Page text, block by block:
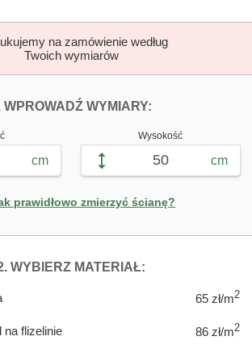
na zamówienie według
Twoich wymiarów
WPROWADŹ WYMIARY:
cm
Wysokość
cm
prawidłowo zmierzyć ścianę?
WYBIERZ MATERIAŁ:
65 zł/m2
na flizelinie 86 zł/m2